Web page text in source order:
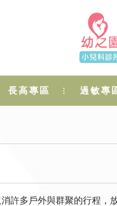
長高專區 過敏專
許多戶外與群聚的行程